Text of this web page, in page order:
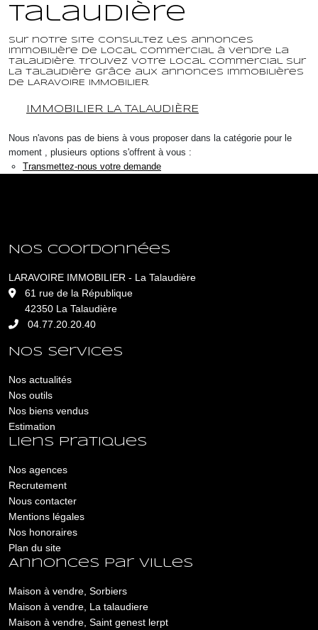
Talaudière
Sur notre site consultez les annonces
immobilière de Local commercial à vendre La
Talaudière. Trouvez votre Local commercial sur
La Talaudière grâce aux annonces immobilières
de LARAVOIRE IMMOBILIER.
IMMOBILIER LA TALAUDIÈRE
Nous n'avons pas de biens à vous proposer dans la catégorie pour le
moment , plusieurs options s'offrent à vous :
Transmettez-nous votre demande
Nos coordonnées
LARAVOIRE IMMOBILIER - La Talaudière
61 rue de la République
42350 La Talaudière
04.77.20.20.40
Nos services
Nos actualités
Nos outils
Nos biens vendus
Estimation
Liens pratiques
Nos agences
Recrutement
Nous contacter
Mentions légales
Nos honoraires
Plan du site
Annonces par villes
Maison à vendre, Sorbiers
Maison à vendre, La talaudiere
Maison à vendre, Saint genest lerpt